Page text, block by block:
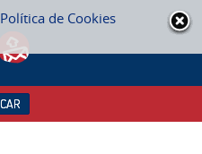
Política de Cookies